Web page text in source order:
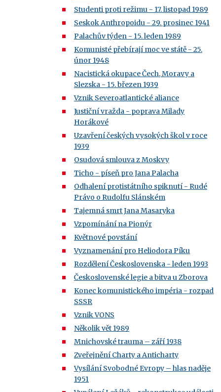
Studenti proti režimu - 17. listopad 1989
Seskok Anthropoidu - 29. prosinec 1941
Palachův týden - 15. leden 1989
Komunisté přebírají moc ve státě - 25.
únor 1948
Nacistická okupace Čech, Moravy a
Slezska - 15. březen 1939
Vznik Severoatlantické aliance
Justiční vražda - poprava Milady
Horákové
Uzavření českých vysokých škol v roce
1939
Osudová smlouva z Moskvy
Ticho - píseň pro Jana Palacha
Odhalení protistátního spiknutí - Rudé
Právo o Rudolfu Slánském
Tajemná smrt Jana Masaryka
Vzpomínání na Pionýr
Květnové povstání
Vyznamenání pro Heliodora Píku
Rozdělení Československa - leden 1993
Československé legie a bitva u Zborova
Konec komunistického impéria - rozpad
SSSR
Vznik VONS
Několik vět 1989
Mnichovské trauma – září 1938
Zveřejnění Charty a Anticharty
Vysílání Svobodné Evropy – hlas naděje
1951